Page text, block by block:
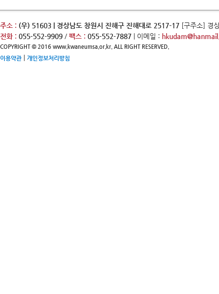
주소 : (우) 51603 | 경상남도 창원시 진해구 진해대로 2517-17 [구주소] 경
전화 : 055-552-9909 / 팩스 : 055-552-7887 | 이메일 :
COPYRIGHT © 2016 www.kwaneumsa.or.kr. ALL RIGHT RESERVED.
이용약관| 개인정보처리방침